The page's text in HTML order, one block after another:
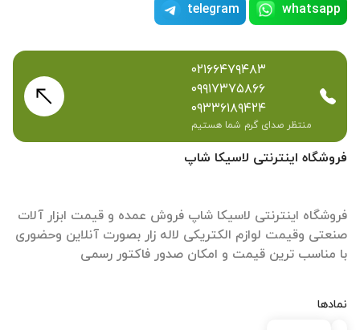
فروشگاه اینترنتی لاسیکا شاپ
فروشگاه اینترنتی لاسیکا شاپ فروش عمده و قیمت ابزار آلات
صنعتی وقیمت لوازم الکتریکی لاله زار بصورت آنلاین وحضوری
با مناسب ترین قیمت و امکان صدور فاکتور رسمی
نمادها
whatsapp
telegram
۰۲۱۶۶۴۷۹۴۸۳
۰۹۹۱۷۳۷۵۸۶۶
۰۹۳۳۶۱۸۹۴۲۴
منتظر صدای گرم شما هستیم